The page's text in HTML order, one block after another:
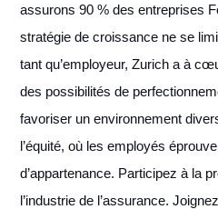
assurons 90 % des entreprises
stratégie de croissance ne se
tant qu’employeur, Zurich a à
des possibilités de
favoriser un environnement
l’équité, où les employés
d’appartenance. Participez à la
l’industrie de l’assurance.